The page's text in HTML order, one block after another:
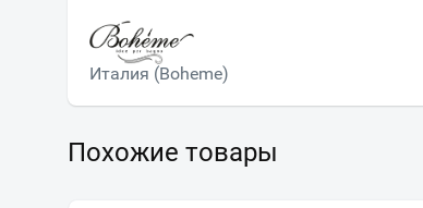
Италия (Boheme)
Похожие товары